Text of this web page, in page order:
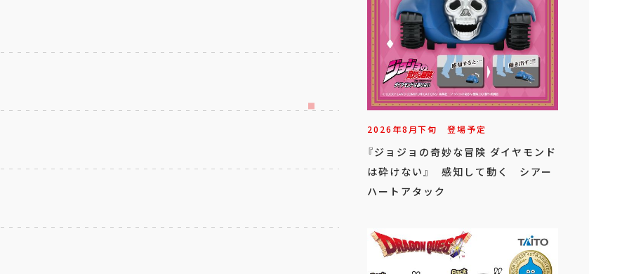
2026年8月下旬 登場予定
『ジョジョの奇妙な冒険 ダイヤモンド
は砕けない』 感知して動く シアー
ハートアタック